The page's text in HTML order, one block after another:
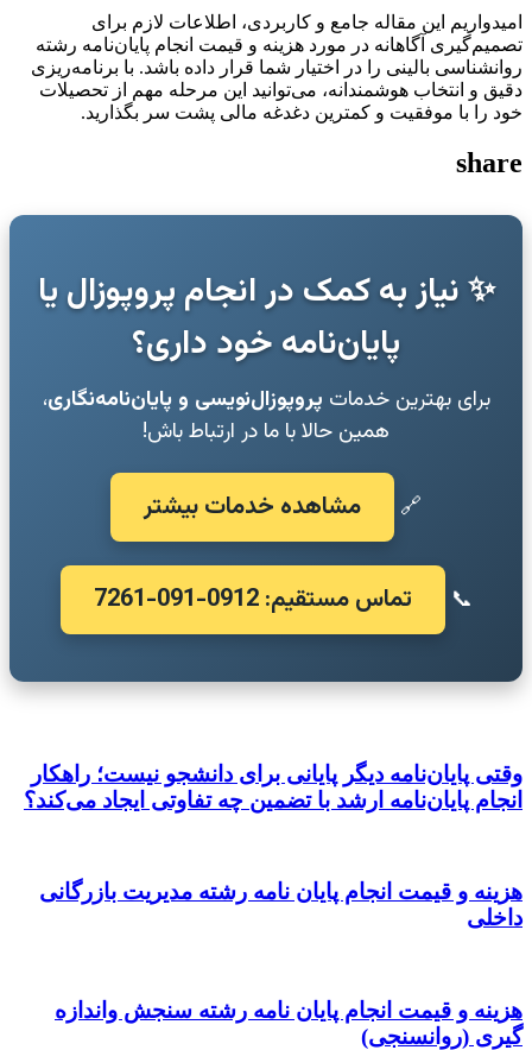
امیدواریم این مقاله جامع و کاربردی، اطلاعات لازم برای
تصمیم‌گیری آگاهانه در مورد هزینه و قیمت انجام پایان‌نامه رشته
روانشناسی بالینی را در اختیار شما قرار داده باشد. با برنامه‌ریزی
دقیق و انتخاب هوشمندانه، می‌توانید این مرحله مهم از تحصیلات
خود را با موفقیت و کمترین دغدغه مالی پشت سر بگذارید.
share
✨ نیاز به کمک در انجام پروپوزال یا
پایان‌نامه خود داری؟
برای بهترین خدمات پروپوزال‌نویسی و پایان‌نامه‌نگاری،
همین حالا با ما در ارتباط باش!
🔗 مشاهده خدمات بیشتر
📞 تماس مستقیم: 0912-091-7261
وقتی پایان‌نامه دیگر پایانی برای دانشجو نیست؛ راهکار
انجام پایان‌نامه ارشد با تضمین چه تفاوتی ایجاد می‌کند؟
هزینه و قیمت انجام پایان نامه رشته مدیریت بازرگانی
داخلی
هزینه و قیمت انجام پایان نامه رشته سنجش واندازه
گیری (روانسنجی)